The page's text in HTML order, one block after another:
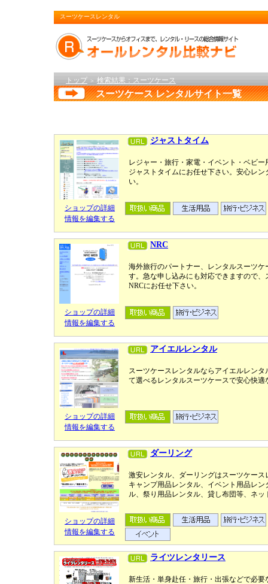
スーツケースレンタル
トップ ＞ 検索結果：スーツケース
スーツケース レンタルサイト一覧
ジャストタイム
レジャー・旅行・家電・イベント・ベビ
ジャストタイムにお任せ下さい。安心レ
い。
ショップの詳細
情報を編集する
NRC
海外旅行のパートナー、レンタルスーツ
す。急な申し込みにも対応できますので
NRCにお任せ下さい。
ショップの詳細
情報を編集する
アイエルレンタル
スーツケースレンタルならアイエルレン
て選べるレンタルスーツケースで安心快適
ショップの詳細
情報を編集する
ダーリング
激安レンタル、ダーリングはスーツケー
キャンプ用品レンタル、イベント用品レ
ル、祭り用品レンタル、貸し布団等、ネ
ショップの詳細
情報を編集する
ライツレンタリース
新生活・単身赴任・旅行・出張などで必